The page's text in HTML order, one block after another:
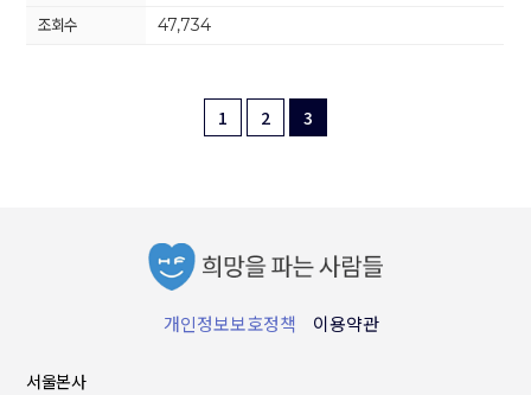
47,734
1 2 3
개인정보보호정책 이용약관
서울본사